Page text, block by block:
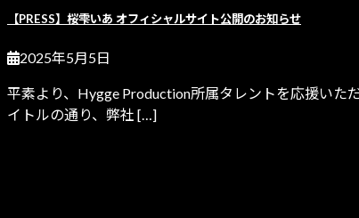
【PRESS】桜雫いあ オフィシャルサイト公開のお知らせ
2025年5月5日
平素より、Hygge Production所属タレントを応援いた
イトルの通り、弊社 […]